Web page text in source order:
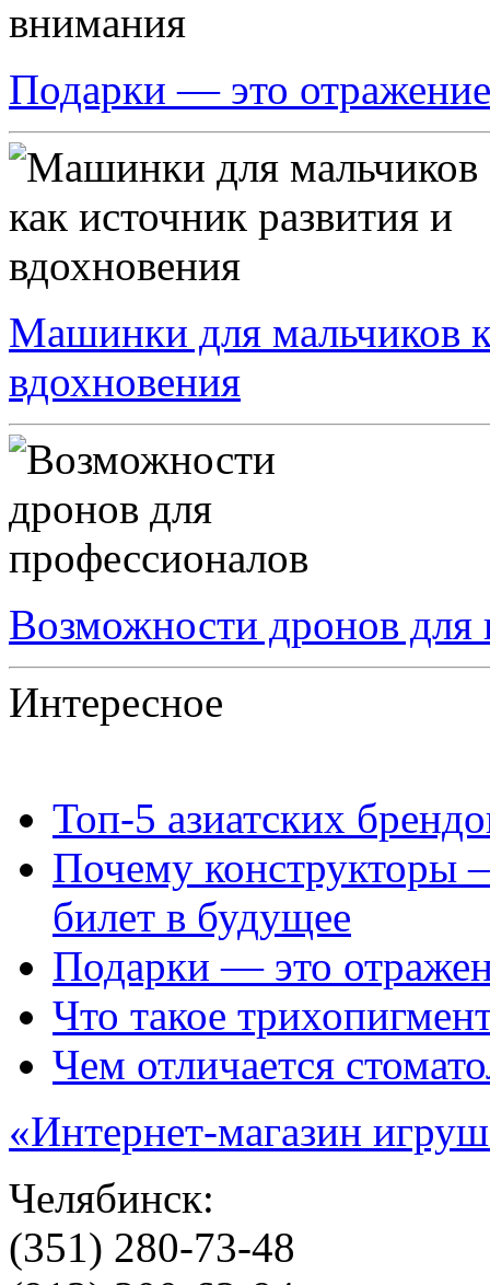
Подарки — это
Машинки для мальчиков
вдохновения
Возможности дронов для
Интересное
Топ‑5 азиатских
Почему конструкторы
билет в будущее
Подарки — это
Что такое
Чем отличается
«Интернет-магазин
Челябинск:
(351) 280-73-48